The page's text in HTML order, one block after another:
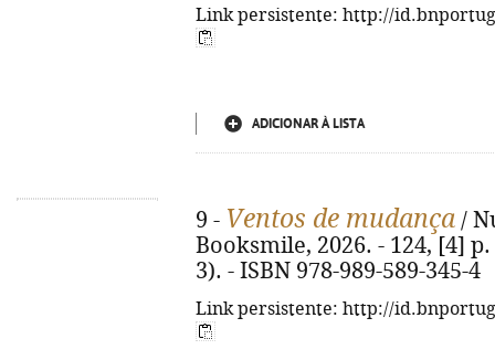
Link persistente: http://
ADICIONAR À LISTA
9 - Ventos de mudança /
Booksmile, 2026. - 124, [4]
3). - ISBN 978-989-589-345-4
Link persistente: http://